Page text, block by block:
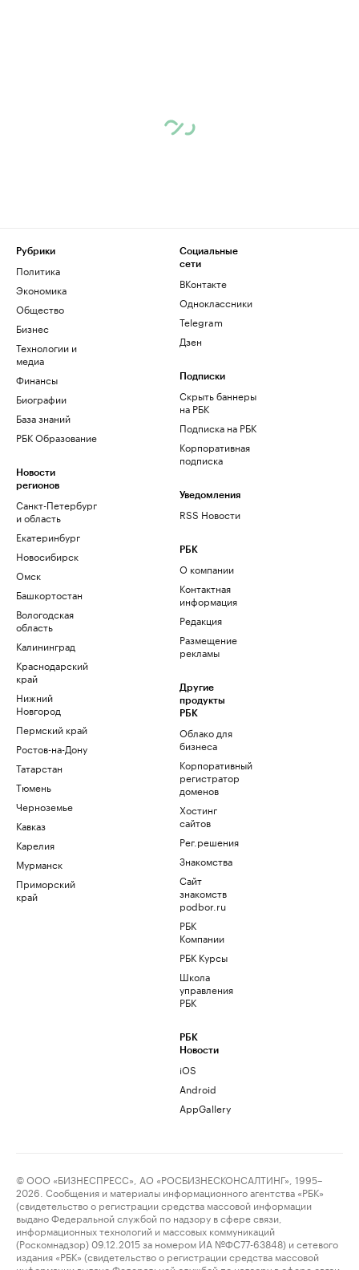
Рубрики
Политика
Экономика
Общество
Бизнес
Технологии и
медиа
Финансы
Биографии
База знаний
РБК Образование
Новости
регионов
Санкт-Петербург
и область
Екатеринбург
Новосибирск
Омск
Башкортостан
Вологодская
область
Калининград
Краснодарский
край
Нижний
Новгород
Пермский край
Ростов-на-Дону
Татарстан
Тюмень
Черноземье
Кавказ
Карелия
Мурманск
Приморский
край
Социальные
сети
ВКонтакте
Одноклассники
Telegram
Дзен
Подписки
Скрыть баннеры
на РБК
Подписка на РБК
Корпоративная
подписка
Уведомления
RSS Новости
РБК
О компании
Контактная
информация
Редакция
Размещение
рекламы
Другие
продукты
РБК
Облако для
бизнеса
Корпоративный
регистратор
доменов
Хостинг
сайтов
Рег.решения
Знакомства
Сайт
знакомств
podbor.ru
РБК
Компании
РБК Курсы
Школа
управления
РБК
РБК
Новости
iOS
Android
AppGallery
© ООО «БИЗНЕСПРЕСС», АО «РОСБИЗНЕСКОНСАЛТИНГ», 1995–
2026. Сообщения и материалы информационного агентства «РБК»
(свидетельство о регистрации средства массовой информации
выдано Федеральной службой по надзору в сфере связи,
информационных технологий и массовых коммуникаций
(Роскомнадзор) 09.12.2015 за номером ИА №ФС77-63848) и сетевого
издания «РБК» (свидетельство о регистрации средства массовой